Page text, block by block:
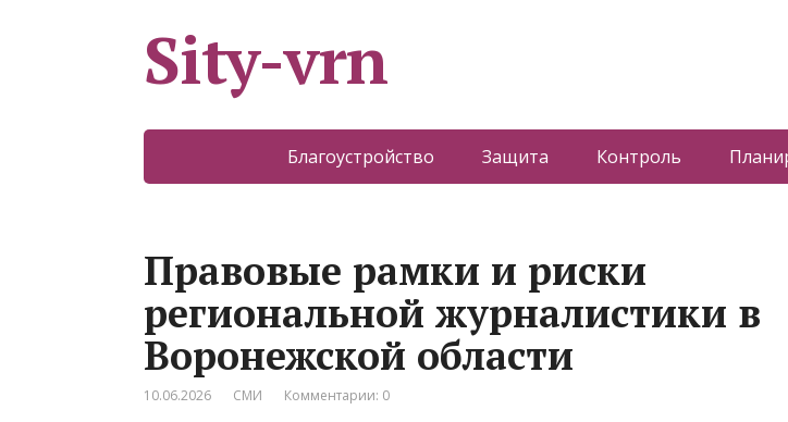
Sity-vrn
Благоустройство Защита Контроль
Правовые рамки и риски
региональной журналистики в
Воронежской области
10.06.2026 СМИ Комментарии: 0